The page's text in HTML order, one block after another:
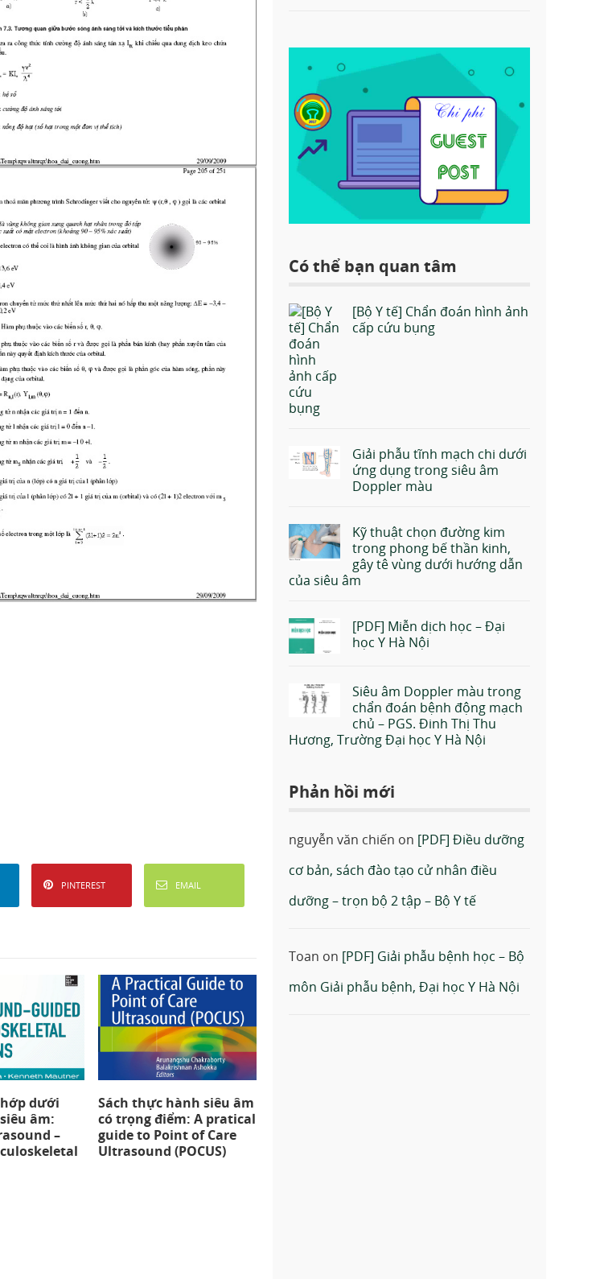
PINTEREST EMAIL
dưới
âm:
–
Sách thực hành siêu âm
có trọng điểm: A pratical
guide to Point of Care
Ultrasound (POCUS)
Có thể bạn quan tâm
[Bộ Y tế] Chẩn đoán hình ảnh
cấp cứu bụng
Giải phẫu tĩnh mạch chi dưới
ứng dụng trong siêu âm
Doppler màu
Kỹ thuật chọn đường kim
trong phong bế thần kinh,
gây tê vùng dưới hướng dẫn
của siêu âm
[PDF] Miễn dịch học – Đại
học Y Hà Nội
Siêu âm Doppler màu trong
chẩn đoán bệnh động mạch
chủ – PGS. Đinh Thị Thu
Hương, Trường Đại học Y Hà Nội
Phản hồi mới
nguyễn văn chiến on [PDF] Điều dưỡng
cơ bản, sách đào tạo cử nhân điều
dưỡng – trọn bộ 2 tập – Bộ Y tế
Toan on [PDF] Giải phẫu bệnh học – Bộ
môn Giải phẫu bệnh, Đại học Y Hà Nội